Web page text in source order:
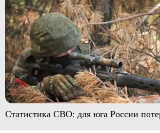
Статистика СВО: для юга России